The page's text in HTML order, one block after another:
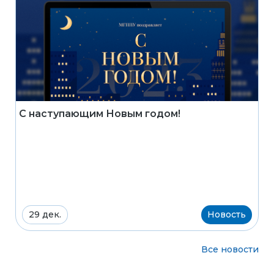
С наступающим Новым годом!
29 дек. Новость
Все новости